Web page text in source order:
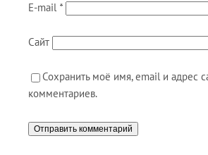
E-mail *
Сайт
Сохранить моё имя, email и адрес
комментариев.